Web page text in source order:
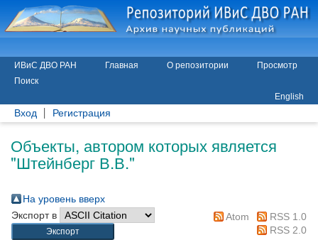
ИВиС ДВО РАН Главная О репозитории
Просмотр
Поиск
English
Вход Регистрация
Объекты, автором которых является
"Штейнберг В.В."
На уровень вверх
Экспорт в
Atom
RSS 1.0
RSS 2.0